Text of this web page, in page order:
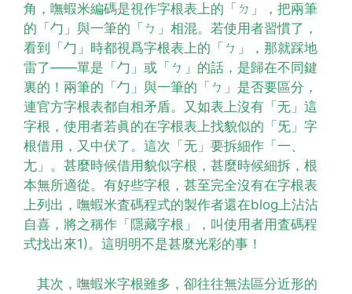
角，嘸蝦米編碼是視作字根表上的「ㄉ」，把兩筆
的「勹」與一筆的「ㄅ」相混。若使用者習慣了，
看到「勹」時都視爲字根表上的「ㄅ」，那就踩地
雷了——單是「勹」或「ㄅ」的話，是歸在不同鍵
裏的！兩筆的「勹」與一筆的「ㄅ」是否要區分，
連官方字根表都自相矛盾。又如表上沒有「无」這
字根，使用者若眞的在字根表上找貌似的「旡」字
根借用，又中伏了。這次「无」要拆細作「一、
尢」。甚麼時候借用貌似字根，甚麼時候細拆，根
本無所適從。有好些字根，甚至完全沒有在字根表
上列出，嘸蝦米査碼程式的製作者還在blog上沾沾
自喜，將之稱作「隱藏字根」，叫使用者用査碼程
式找出來1)。這明明不是甚麼光彩的事！
其次，嘸蝦米字根雖多，卻往往無法區分近形的